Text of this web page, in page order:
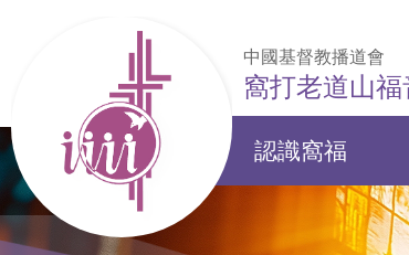
中國基督教播道會
窩打老道山福
Main
navigation
認識窩福